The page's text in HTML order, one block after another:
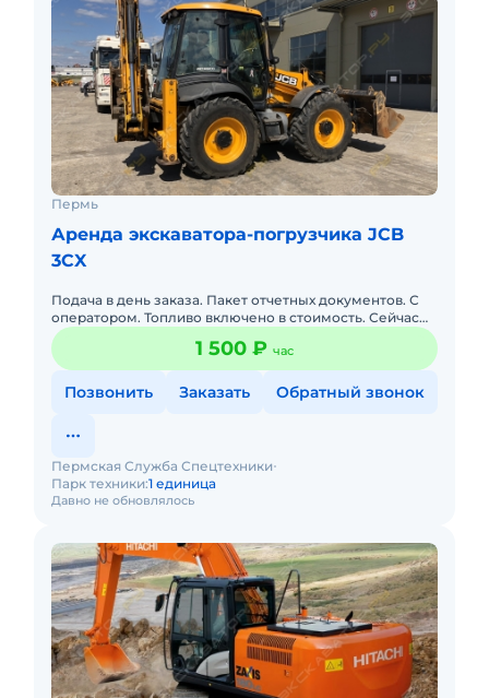
Пермь
Аренда экскаватора-погрузчика JCB
3CX
Подача в день заказа. Пакет отчетных документов. С
оператором. Топливо включено в стоимость. Сейчас
свободна.
1 500 ₽ час
Позвонить Заказать Обратный звонок
Давно не обновлялось
Пермская Служба Спецтехники
Парк техники:1 единица